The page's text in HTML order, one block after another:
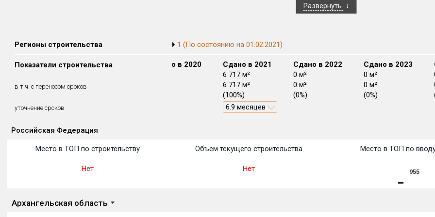
Развернуть
Регионы строительства 1 (По состоянию на 01.02.2021)
Показатели строительства
в т.ч. с переносом сроков
уточнение сроков
Сдано в 2018
0 м²
Сдано в 2019
0 м²
Сдано в 2020
Сдано в 2021
6 717 м²
6 717 м²
(100%)
6.9 месяцев
Сдано в 2022
0 м²
0 м²
(0%)
Сдано в 2023
0 м²
0 м²
(0%)
Российская Федерация
Место в ТОП по строительству
Нет
Объем текущего строительства
Нет
Место в ТОП по
955
Архангельская область